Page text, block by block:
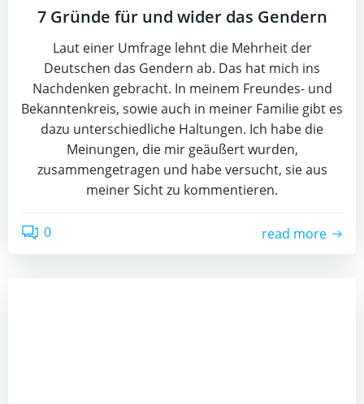
7 Gründe für und wider das Gendern
Laut einer Umfrage lehnt die Mehrheit der
Deutschen das Gendern ab. Das hat mich ins
Nachdenken gebracht. In meinem Freundes- und
Bekanntenkreis, sowie auch in meiner Familie gibt es
dazu unterschiedliche Haltungen. Ich habe die
Meinungen, die mir geäußert wurden,
zusammengetragen und habe versucht, sie aus
meiner Sicht zu kommentieren.
0 read more